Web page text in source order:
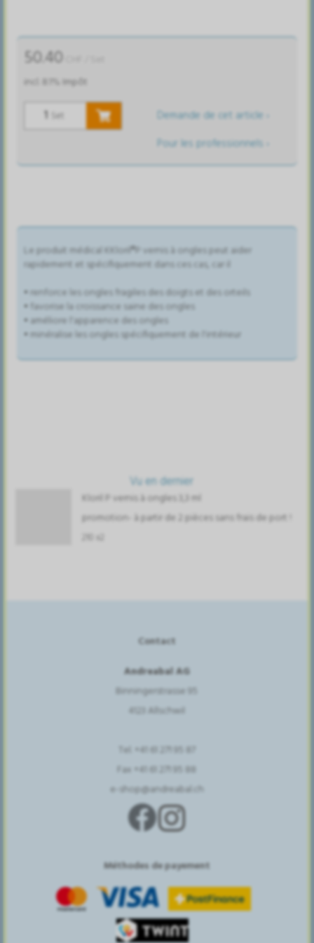
50.40
incl. 8.1% Impôt
Set
Demande de cet article ›
Pour les professionnels ›
Le produit médical KKloril®P vernis à ongles peut aider
rapidement et spécifiquement dans ces cas, car il
• renforce les ongles fragiles des doigts et des orteils
• favorise la croissance saine des ongles
• améliore l'apparence des ongles
• minéralise les ongles spécifiquement de l'intérieur
Vu en dernier
Kloril P vernis à ongles 3,3 ml
promotion- à partir de 2 pièces sans frais de port !
210 x2
Contact
Andreabal AG
Binningerstrasse 95
4123 Allschwil
Tel. +41 61 271 95 87
Fax +41 61 271 95 88
e-shop@andreabal.ch
Méthodes de payement